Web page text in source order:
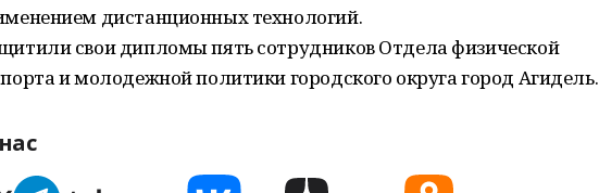
дистанционных технологий.
свои дипломы пять сотрудников Отдела физической
и молодежной политики городского округа город Агидель.